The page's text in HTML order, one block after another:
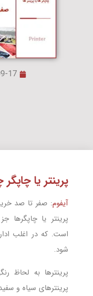
17
پرینتر یا
آیفوم: صفر تا صد
پرینتر یا چاپگرها
است. که در اغلب
شود.
پرینترها به لحاظ
پرینترهای سیاه و